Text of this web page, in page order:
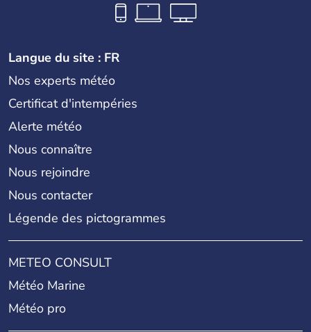
Langue du site : FR
Nos experts météo
Certificat d'intempéries
Alerte météo
Nous connaître
Nous rejoindre
Nous contacter
Légende des pictogrammes
METEO CONSULT
Météo Marine
Météo pro